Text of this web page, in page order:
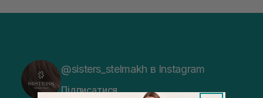
@sisters_stelmakh в Instagram
Підписатися